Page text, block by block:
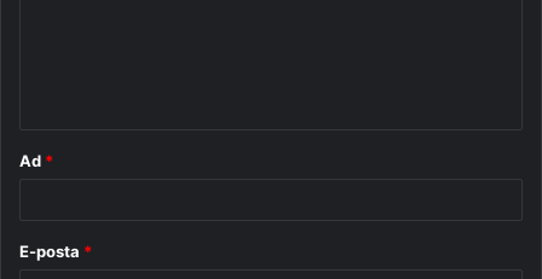
Ad *
E-posta *